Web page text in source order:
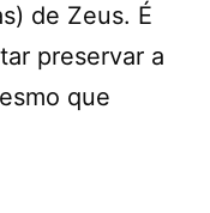
de Zeus. É
preservar a
que